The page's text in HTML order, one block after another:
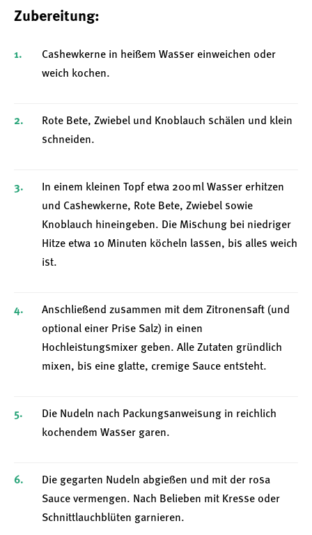
Zubereitung:
Cashewkerne in heißem Wasser einweichen oder
weich kochen.
Rote Bete, Zwiebel und Knoblauch schälen und klein
schneiden.
In einem kleinen Topf etwa 200 ml Wasser erhitzen
und Cashewkerne, Rote Bete, Zwiebel sowie
Knoblauch hineingeben. Die Mischung bei niedriger
Hitze etwa 10 Minuten köcheln lassen, bis alles weich
ist.
Anschließend zusammen mit dem Zitronensaft (und
optional einer Prise Salz) in einen
Hochleistungsmixer geben. Alle Zutaten gründlich
mixen, bis eine glatte, cremige Sauce entsteht.
Die Nudeln nach Packungsanweisung in reichlich
kochendem Wasser garen.
Die gegarten Nudeln abgießen und mit der rosa
Sauce vermengen. Nach Belieben mit Kresse oder
Schnittlauchblüten garnieren.